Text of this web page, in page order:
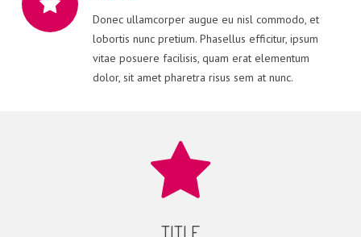
Donec ullamcorper augue eu nisl commodo, et
lobortis nunc pretium. Phasellus efficitur, ipsum
vitae posuere facilisis, quam erat elementum
dolor, sit amet pharetra risus sem at nunc.
TITLE